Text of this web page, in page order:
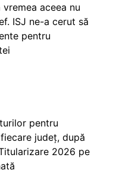
aceea nu
ISJ ne-a cerut să
pentru
pentru
județ, după
2026 pe